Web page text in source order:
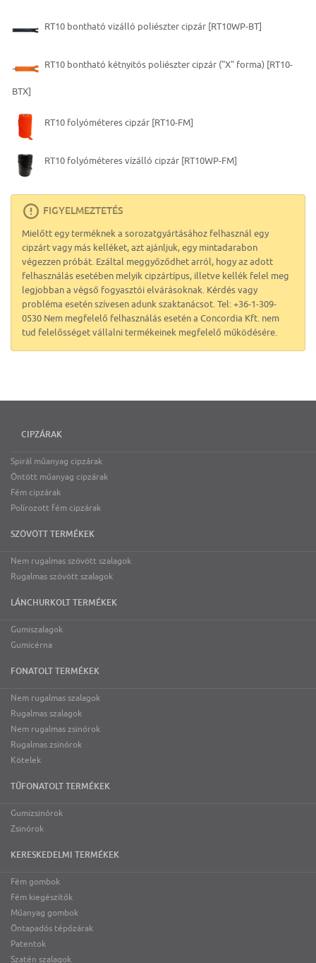
RT10 bontható vizálló poliészter cipzár [RT10WP-BT]
RT10 bontható kétnyitós poliészter cipzár ("X" forma) [RT10-
BTX]
RT10 folyóméteres cipzár [RT10-FM]
RT10 folyóméteres vízálló cipzár [RT10WP-FM]
FIGYELMEZTETÉS
Mielőtt egy terméknek a sorozatgyártásához felhasznál egy
cipzárt vagy más kelléket, azt ajánljuk, egy mintadarabon
végezzen próbát. Ezáltal meggyőződhet arról, hogy az adott
felhasználás esetében melyik cipzártípus, illetve kellék felel meg
legjobban a végső fogyasztói elvárásoknak. Kérdés vagy
probléma esetén szívesen adunk szaktanácsot. Tel: +36-1-309-
0530 Nem megfelelő felhasználás esetén a Concordia Kft. nem
tud felelősséget vállalni termékeinek megfelelő működésére.
CIPZÁRAK
Spirál műanyag cipzárak
Öntött műanyag cipzárak
Fém cipzárak
Polírozott fém cipzárak
SZÖVÖTT TERMÉKEK
Nem rugalmas szövött szalagok
Rugalmas szövött szalagok
LÁNCHURKOLT TERMÉKEK
Gumiszalagok
Gumicérna
FONATOLT TERMÉKEK
Nem rugalmas szalagok
Rugalmas szalagok
Nem rugalmas zsinórok
Rugalmas zsinórok
Kötelek
TŰFONATOLT TERMÉKEK
Gumizsinórok
Zsinórok
KERESKEDELMI TERMÉKEK
Fém gombok
Fém kiegészítők
Műanyag gombok
Öntapadós tépőzárak
Patentok
Szatén szalagok